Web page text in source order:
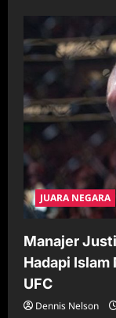
JUARA NEGARA
Manajer
Hadapi
UFC
Dennis Nelson